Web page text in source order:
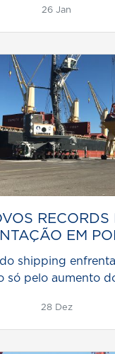
26 Jan
RECORDS
EM
shipping
só pelo aumento
28 Dez